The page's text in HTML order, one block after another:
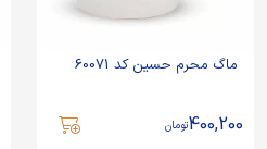
ماگ محرم حسین کد 60071
400,200تومان